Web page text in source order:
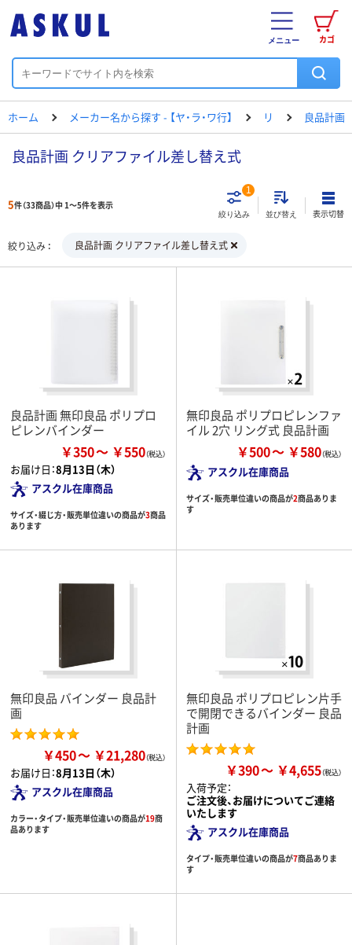
カゴ
メニュー
ホーム メーカー名から探す - 【ヤ・ラ・ワ行】 リ 良品計画
良品計画 クリアファイル差し替え式
5件（33商品）中 1～5件を表示
絞り込み
1
並び替え 表示切替
絞り込み 良品計画 クリアファイル差し替え式
良品計画 無印良品 ポリプロ
ピレンバインダー
￥350 ￥550
お届け日：8月13日（木）
アスクル在庫商品
サイズ・綴じ方・販売単位違いの商品が3商品
あります
無印良品 ポリプロピレンファ
イル 2穴 リング式 良品計画
￥500 ￥580
アスクル在庫商品
サイズ・販売単位違いの商品が2商品ありま
す
無印良品 バインダー 良品計
画
￥450 ￥21,280
お届け日：8月13日（木）
アスクル在庫商品
カラー・タイプ・販売単位違いの商品が19商
品あります
無印良品 ポリプロピレン片手
で開閉できるバインダー 良品
計画
￥390 ￥4,655
入荷予定：
ご注文後、お届けについてご連絡
いたします
アスクル在庫商品
タイプ・販売単位違いの商品が7商品ありま
す